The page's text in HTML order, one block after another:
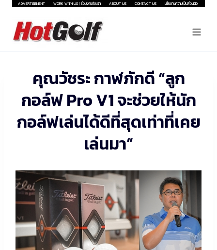
Skip
content
ADVERTISEMENT WORK WITH US | ร่วมงานกับเรา ABOUT US CONTACT US นโยบายความเป็นส่วนตัว
คุณวัชระ กาฬภักดี “ลูก
กอล์ฟ Pro V1 จะช่วยให้นัก
กอล์ฟเล่นได้ดีที่สุดเท่าที่เคย
เล่นมา”